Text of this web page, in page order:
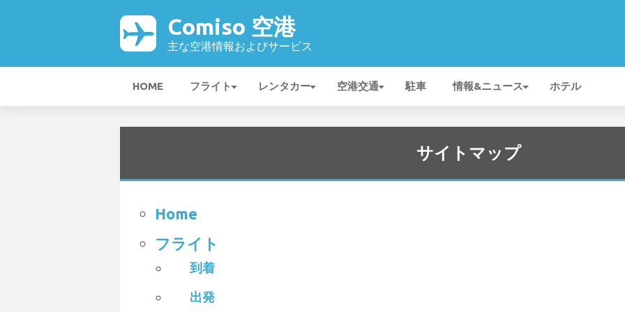
Comiso 空港
主な空港情報およびサービス
HOME フライト レンタカー 空港交通 駐車 情報&ニュース ホテル
サイトマップ
Home
フライト
到着
出発